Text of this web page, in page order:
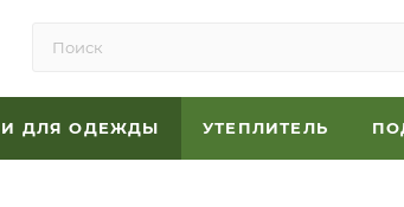
ДЛЯ ОДЕЖДЫ УТЕПЛИТЕЛЬ